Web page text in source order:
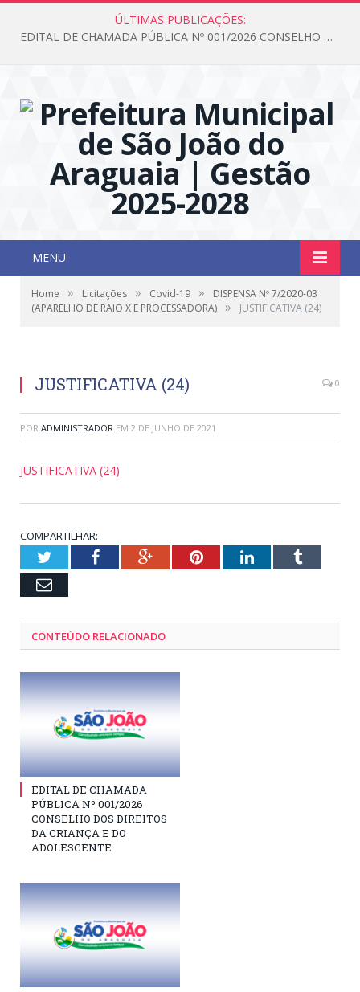
ÚLTIMAS PUBLICAÇÕES:
EDITAL DE CHAMADA PÚBLICA Nº 001/2026 CONSELHO DOS DIREITOS DA CRIANÇA E DO ADOLESCENTE
MENU
Home » Licitações » Covid-19 »
DISPENSA Nº 7/2020-03
(APARELHO DE RAIO X E PROCESSADORA) » JUSTIFICATIVA (24)
JUSTIFICATIVA (24) 0
POR ADMINISTRADOR EM 2 DE JUNHO DE 2021
JUSTIFICATIVA (24)
COMPARTILHAR:
TwitterFacebookGoogle+PinterestLinkedInTumblr
Email
CONTEÚDO RELACIONADO
EDITAL DE CHAMADA
PÚBLICA Nº 001/2026
CONSELHO DOS DIREITOS
DA CRIANÇA E DO
ADOLESCENTE